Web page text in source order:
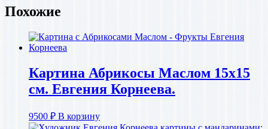
Похожие
Картина Абрикосы Маслом 15х15
см. Евгения Корнеева.
9500 ₽ В корзину